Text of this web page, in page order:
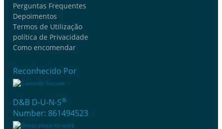
Perguntas Frequentes
Depoimentos
Termos de Utilização
política de Privacidade
Como encomendar
Reconhecido Por
D&B D-U-N-S®
Number: 861494523